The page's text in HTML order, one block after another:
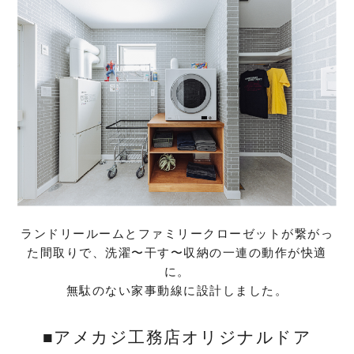
ランドリールームとファミリークローゼットが繋がっ
た間取りで、洗濯〜干す〜収納の一連の動作が快適
に。
無駄のない家事動線に設計しました。
■アメカジ工務店オリジナルドア